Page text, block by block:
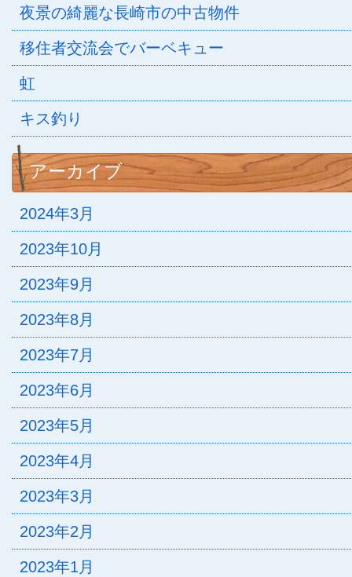
夜景の綺麗な長崎市の中古物件
移住者交流会でバーベキュー
虹
キス釣り
アーカイブ
2024年3月
2023年10月
2023年9月
2023年8月
2023年7月
2023年6月
2023年5月
2023年4月
2023年3月
2023年2月
2023年1月